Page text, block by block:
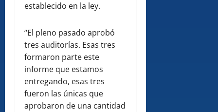
establecido en la ley.
“El pleno pasado aprobó
tres auditorías. Esas tres
formaron parte este
informe que estamos
entregando, esas tres
fueron las únicas que
aprobaron de una cantidad